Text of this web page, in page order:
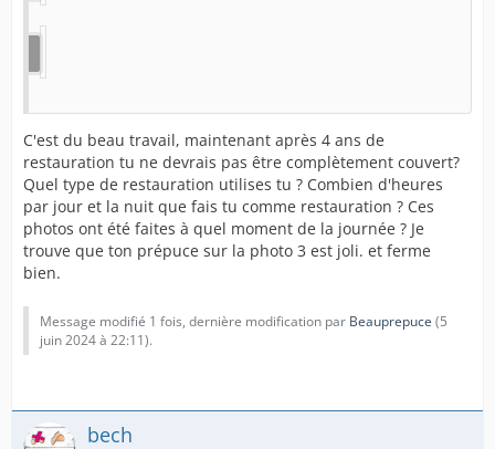
C'est du beau travail, maintenant après 4 ans de
restauration tu ne devrais pas être complètement couvert?
Quel type de restauration utilises tu ? Combien d'heures
par jour et la nuit que fais tu comme restauration ? Ces
photos ont été faites à quel moment de la journée ? Je
trouve que ton prépuce sur la photo 3 est joli. et ferme
bien.
Message modifié 1 fois, dernière modification par Beauprepuce (5
juin 2024 à 22:11).
bech